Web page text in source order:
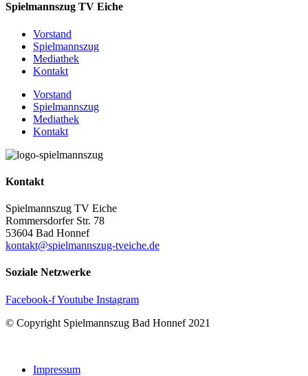
Spielmannszug TV Eiche
Vorstand
Spielmannszug
Mediathek
Kontakt
Vorstand
Spielmannszug
Mediathek
Kontakt
Kontakt
Spielmannszug TV Eiche
Rommersdorfer Str. 78
53604 Bad Honnef
kontakt@spielmannszug-tveiche.de
Soziale Netzwerke
Facebook-fYoutube Instagram
© Copyright Spielmannszug Bad Honnef 2021
Impressum